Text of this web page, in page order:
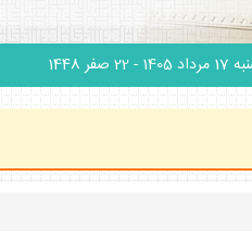
1405 - 22 صفر 1448